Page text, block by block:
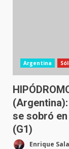
Argentina
(Argentina):
se sobró en
(G1)
Enrique